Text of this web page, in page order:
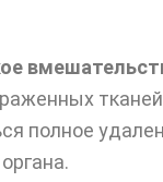
полное